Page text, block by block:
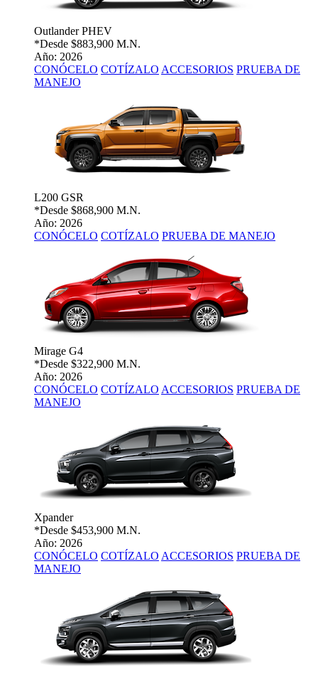
Outlander PHEV
*Desde $883,900 M.N.
Año: 2026
CONÓCELO COTÍZALO ACCESORIOS PRUEBA DE
MANEJO
L200 GSR
*Desde $868,900 M.N.
Año: 2026
CONÓCELO COTÍZALO PRUEBA DE MANEJO
Mirage G4
*Desde $322,900 M.N.
Año: 2026
CONÓCELO COTÍZALO ACCESORIOS PRUEBA DE
MANEJO
Xpander
*Desde $453,900 M.N.
Año: 2026
CONÓCELO COTÍZALO ACCESORIOS PRUEBA DE
MANEJO